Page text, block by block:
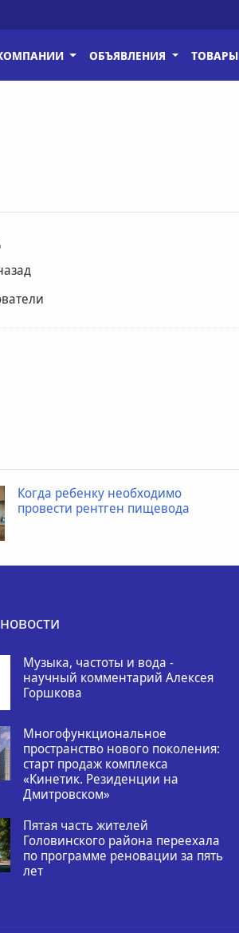
ОБЪЯВЛЕНИЯ ТОВАРЫ
Когда ребенку необходимо
провести рентген пищевода
Музыка, частоты и вода -
научный комментарий Алексея
Горшкова
Многофункциональное
пространство нового поколения:
старт продаж комплекса
«Кинетик. Резиденции на
Дмитровском»
Пятая часть жителей
Головинского района переехала
по программе реновации за пять
лет